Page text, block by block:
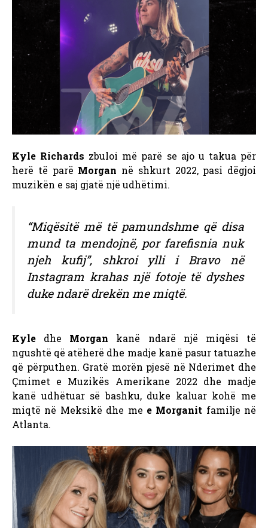
Kyle Richards zbuloi më parë se ajo u takua për
herë të parë Morgan në shkurt 2022, pasi dëgjoi
muzikën e saj gjatë një udhëtimi.
“Miqësitë më të pamundshme që disa
mund ta mendojnë, por farefisnia nuk
njeh kufij”, shkroi ylli i Bravo në
Instagram krahas një fotoje të dyshes
duke ndarë drekën me miqtë.
Kyle dhe Morgan kanë ndarë një miqësi të
ngushtë që atëherë dhe madje kanë pasur tatuazhe
që përputhen. Gratë morën pjesë në Nderimet dhe
Çmimet e Muzikës Amerikane 2022 dhe madje
kanë udhëtuar së bashku, duke kaluar kohë me
miqtë në Meksikë dhe me e Morganit familje në
Atlanta.